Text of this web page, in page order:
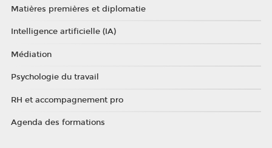
Matières premières et diplomatie
Intelligence artificielle (IA)
Médiation
Psychologie du travail
RH et accompagnement pro
Agenda des formations